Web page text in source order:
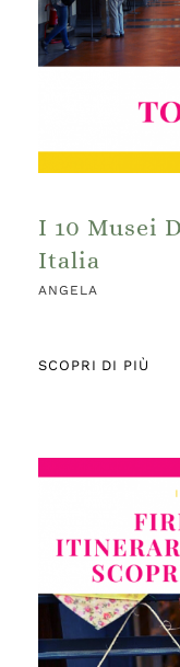
I 10 Musei
Italia
ANGELA
SCOPRI DI PIÙ